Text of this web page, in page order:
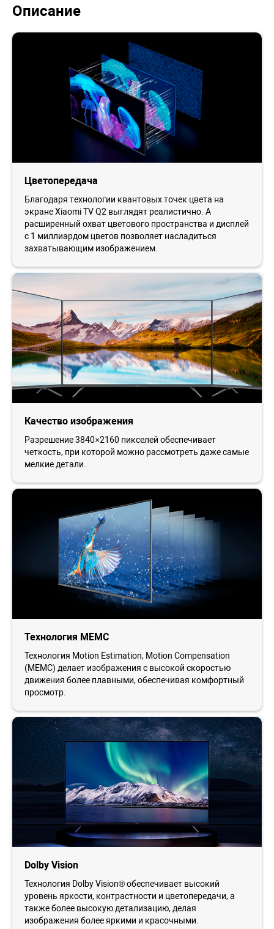
Описание
Цветопередача
Благодаря технологии квантовых точек цвета на
экране Xiaomi TV Q2 выглядят реалистично. А
расширенный охват цветового пространства и дисплей
с 1 миллиардом цветов позволяет насладиться
захватывающим изображением.
Качество изображения
Разрешение 3840×2160 пикселей обеспечивает
четкость, при которой можно рассмотреть даже самые
мелкие детали.
Технология MEMC
Технология Motion Estimation, Motion Compensation
(MEMC) делает изображения с высокой скоростью
движения более плавными, обеспечивая комфортный
просмотр.
Dolby Vision
Технология Dolby Vision® обеспечивает высокий
уровень яркости, контрастности и цветопередачи, а
также более высокую детализацию, делая
изображения более яркими и красочными.